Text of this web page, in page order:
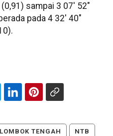
sampai 3 07' 52"
pada 4 32' 40"
LOMBOK TENGAH NTB